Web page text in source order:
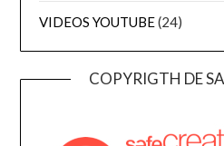
VIDEOS YOUTUBE(24)
COPYRIGTH DE